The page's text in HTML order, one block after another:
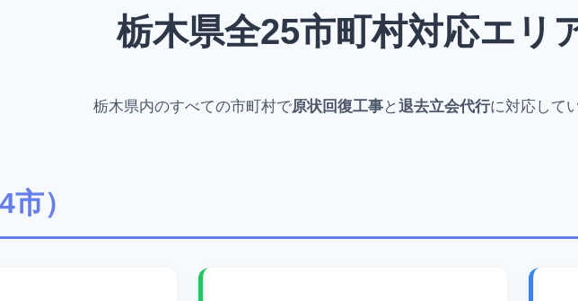
栃木県全25市町村対応エリ
栃木県内のすべての市町村で原状回復工事と退去立会代行に対応して
）